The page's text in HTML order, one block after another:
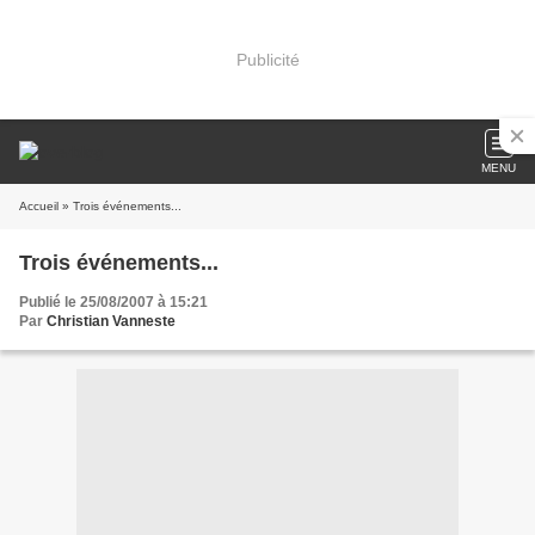
Publicité
MENU
Accueil » Trois événements...
Trois événements...
Publié le 25/08/2007 à 15:21
Par Christian Vanneste